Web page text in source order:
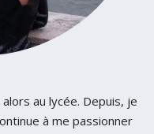
au lycée. Depuis, je
à me passionner